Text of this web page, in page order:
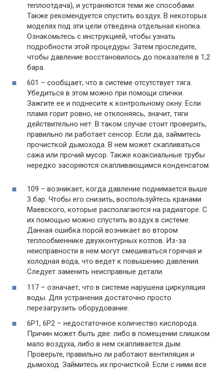
теплоотдача), и устраняются теми же способами.
Также рекомендуется спустить воздух. В некоторых
моделях под эти цели отведена отдельная кнопка.
Ознакомьтесь с инструкцией, чтобы узнать
подробности этой процедуры. Затем проследите,
чтобы давление восстановилось до показателя в 1,2
бара.
601 – сообщает, что в системе отсутствует тяга.
Убедиться в этом можно при помощи спички.
Зажгите ее и поднесите к контрольному окну. Если
пламя горит ровно, не отклоняясь, значит, тяги
действительно нет. В таком случае стоит проверить,
правильно ли работает сенсор. Если да, займитесь
прочисткой дымохода. В нем может скапливаться
сажа или прочий мусор. Также коаксиальные трубы
нередко засоряются скапливающимся конденсатом.
109 – возникает, когда давление поднимается выше
3 бар. Чтобы его снизить, воспользуйтесь кранами
Маевского, которые располагаются на радиаторе. С
их помощью можно спустить воздух в системе.
Данная ошибка порой возникает во втором
теплообменнике двухконтурных котлов. Из-за
неисправности в нем могут смешиваться горячая и
холодная вода, что ведет к повышению давления.
Следует заменить неисправные детали.
117 – означает, что в системе нарушена циркуляция
воды. Для устранения достаточно просто
перезагрузить оборудование.
6P1, 6P2 – недостаточное количество кислорода.
Причин может быть две: либо в помещении слишком
мало воздуха, либо в нем скапливается дым.
Проверьте, правильно ли работают вентиляция и
дымоход. Займитесь их прочисткой. Если с ними все